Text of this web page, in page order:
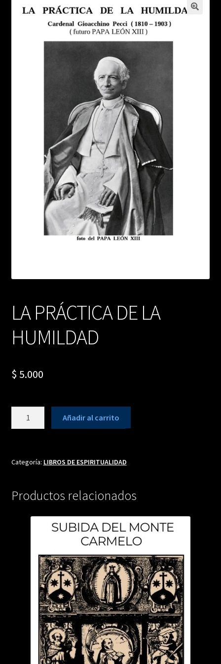
LA PRÁCTICA DE LA
HUMILDAD
$ 5.000
HUMILDAD
Añadir al carrito
Categoría: LIBROS DE ESPIRITUALIDAD
Productos relacionados